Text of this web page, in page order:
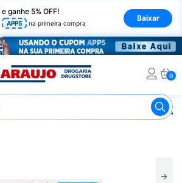
ganhe 5% OFF!
APP5 na primeira compra
Baixar
0
Cuidados Cuidados com o Rosto